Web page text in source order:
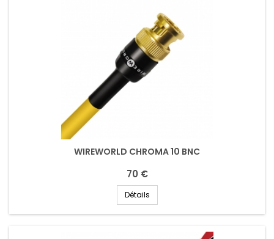
WIREWORLD CHROMA 10 BNC
70 €
Détails